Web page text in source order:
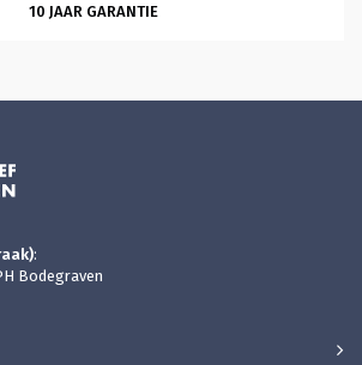
10 JAAR GARANTIE
:
Bodegraven